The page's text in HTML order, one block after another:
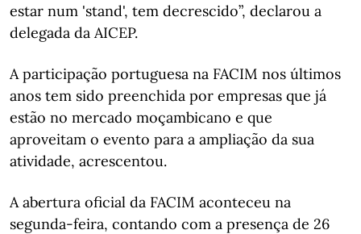
estar num 'stand', tem decrescido”, declarou a
delegada da AICEP.
A participação portuguesa na FACIM nos últimos
anos tem sido preenchida por empresas que já
estão no mercado moçambicano e que
aproveitam o evento para a ampliação da sua
atividade, acrescentou.
A abertura oficial da FACIM aconteceu na
segunda-feira, contando com a presença de 26